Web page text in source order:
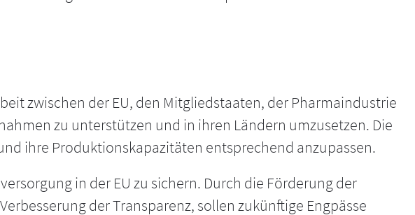
zwischen der EU, den Mitgliedstaaten, der Pharmaindustrie
zu unterstützen und in ihren Ländern umzusetzen. Die
ihre Produktionskapazitäten entsprechend anzupassen.
in der EU zu sichern. Durch die Förderung der
der Transparenz, sollen zukünftige Engpässe